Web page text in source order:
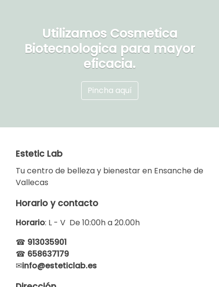
Utilizamos Cosmetica
Biotecnologica para mayor
eficacia.
Pincha aquí
Estetic Lab
Tu centro de belleza y bienestar en Ensanche de
Vallecas
Horario y contacto
Horario: L - V De 10:00h a 20.00h
☎ 913035901
☎ 658637179
✉info@esteticlab.es